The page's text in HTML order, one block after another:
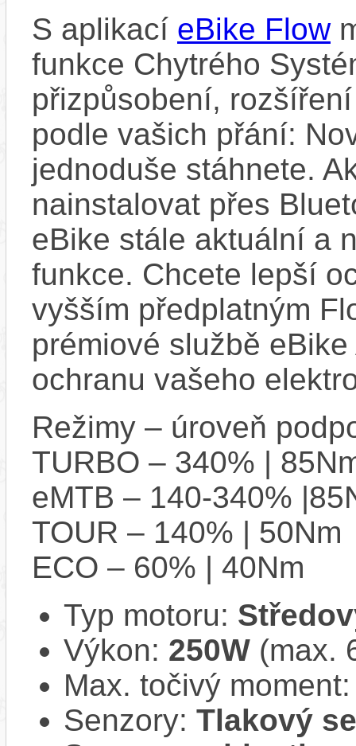
S aplikací eBike Flow
funkce Chytrého
přizpůsobení,
podle vašich přání:
jednoduše stáhnete.
nainstalovat přes
eBike stále aktuální a
funkce. Chcete lepší
vyšším předplatným
prémiové službě
ochranu vašeho
Režimy – úroveň
TURBO – 340% |
eMTB – 140-340%
TOUR – 140% | 50Nm
ECO – 60% | 40Nm
Typ motoru:
Výkon: 250W (max.
Max. točivý
Senzory: Tlakový